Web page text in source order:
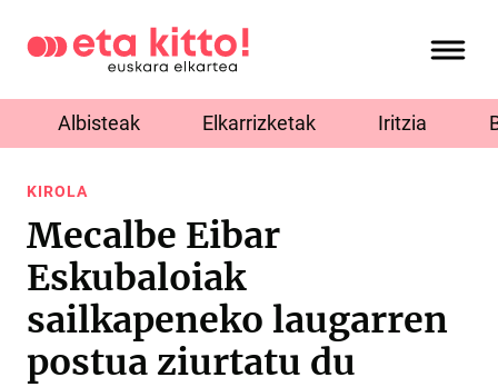
Albisteak Elkarrizketak Iritzia
KIROLA
Mecalbe Eibar
Eskubaloiak
sailkapeneko laugarren
postua ziurtatu du